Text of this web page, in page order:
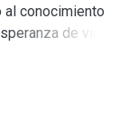
al conocimiento
de vida y
habitacionales y
en el
educación. Esta